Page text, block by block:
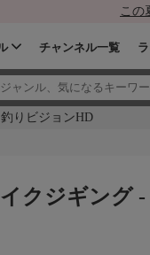
この
チャンネル一覧
りビジョンHD
クジギング